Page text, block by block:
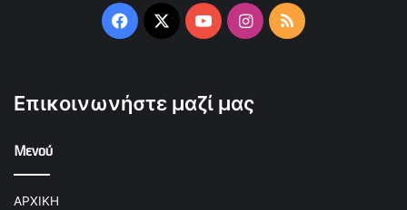
Facebook
X YouTubeInstagram
RSS
Επικοινωνήστε μαζί μας
Μενού
ΑΡΧΙΚΗ